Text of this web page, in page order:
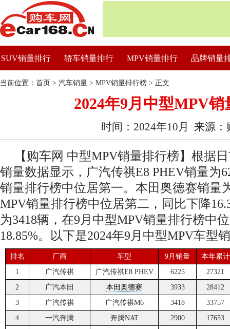
SUV销量排行 轿车销量排行 MPV销量排行 品牌销量
当前位置： 首页 > 汽车销量 > MPV销量排行榜 > 正文
2024年9月中型MPV销
时间：2024年10月 来源：
【购车网 中型MPV销量排行榜】根据
销量数据显示，广汽传祺E8 PHEV销量为
销量排行榜中位居第一。本田奥德赛销量
MPV销量排行榜中位居第二，同比下降
为3418辆，在9月中型MPV销量排行榜中
18.85%。以下是2024年9月中型MPV车型
排名 厂商 车型 9月销量
本年累计
1
广汽传祺 广汽传祺E8 PHEV 6225
27321
2
广汽本田 本田奥德赛 3933
28412
3
广汽传祺 广汽传祺M6 3418
33757
4
一汽奔腾 奔腾NAT 2900
17653